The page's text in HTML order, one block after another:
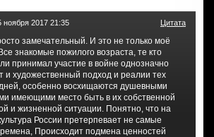
ноября 2017 21:35 Цитата
замечательный. И это не только моё
знакомые пожилого возраста, те кто
принимал участие в войне однозначно
и художественный подход и реалии тех
особенно восхищаются душевными
имеющими место быть в их собственной
и жизненной ситуации. Понятно, что на
России претерпевает не самые
Происходит подмена ценностей